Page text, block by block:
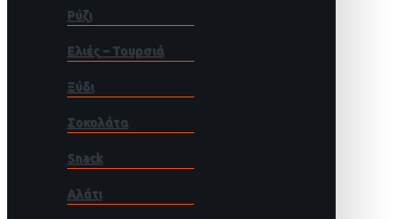
Ρύζι
Ελιές – Τουρσιά
Ξύδι
Σοκολάτα
Snack
Αλάτι